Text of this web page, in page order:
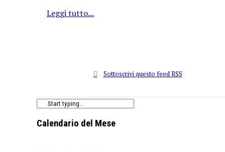
Leggi tutto...
Sottoscrivi questo feed RSS
Calendario del Mese